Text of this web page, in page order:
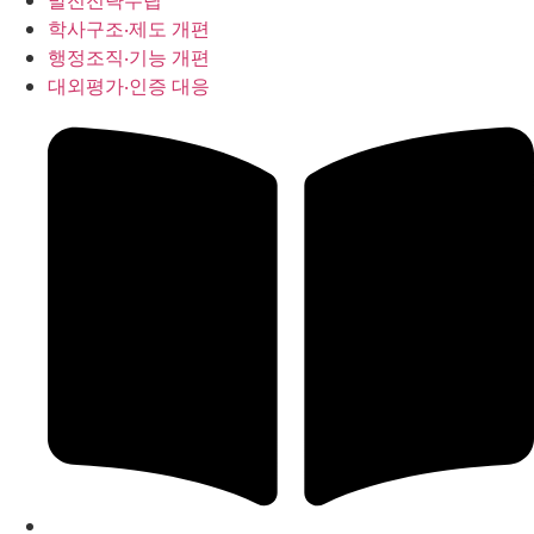
학사구조‧제도 개편
행정조직‧기능 개편
대외평가‧인증 대응